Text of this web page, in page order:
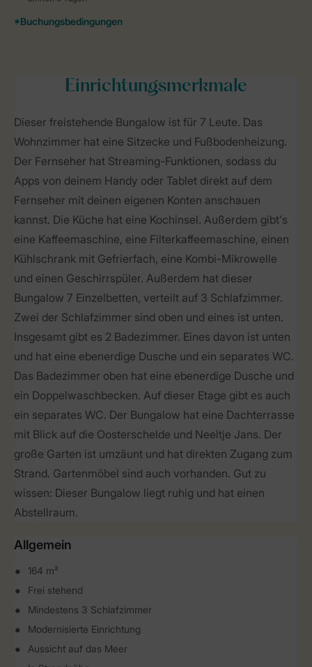
Einrichtungsmerkmale
Dieser freistehende Bungalow ist für 7 Leute. Das
Wohnzimmer hat eine Sitzecke und Fußbodenheizung.
Der Fernseher hat Streaming-Funktionen, sodass du
Apps von deinem Handy oder Tablet direkt auf dem
Fernseher mit deinen eigenen Konten anschauen
kannst. Die Küche hat eine Kochinsel. Außerdem gibt's
eine Kaffeemaschine, eine Filterkaffeemaschine, einen
Kühlschrank mit Gefrierfach, eine Kombi-Mikrowelle
und einen Geschirrspüler. Außerdem hat dieser
Bungalow 7 Einzelbetten, verteilt auf 3 Schlafzimmer.
Zwei der Schlafzimmer sind oben und eines ist unten.
Insgesamt gibt es 2 Badezimmer. Eines davon ist unten
und hat eine ebenerdige Dusche und ein separates WC.
Das Badezimmer oben hat eine ebenerdige Dusche und
ein Doppelwaschbecken. Auf dieser Etage gibt es auch
ein separates WC. Der Bungalow hat eine Dachterrasse
mit Blick auf die Oosterschelde und Neeltje Jans. Der
große Garten ist umzäunt und hat direkten Zugang zum
Strand. Gartenmöbel sind auch vorhanden. Gut zu
wissen: Dieser Bungalow liegt ruhig und hat einen
Abstellraum.
Allgemein
164 m²
Frei stehend
Mindestens 3 Schlafzimmer
Modernisierte Einrichtung
Aussicht auf das Meer